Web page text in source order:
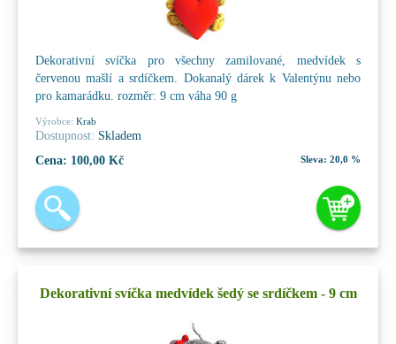
Dekorativní svíčka pro všechny zamilované, medvídek s
červenou mašlí a srdíčkem. Dokanalý dárek k Valentýnu nebo
pro kamarádku. rozměr: 9 cm váha 90 g
Výrobce: Krab
Dostupnost: Skladem
Cena: 100,00 Kč Sleva: 20,0 %
Dekorativní svíčka medvídek šedý se srdíčkem - 9 cm